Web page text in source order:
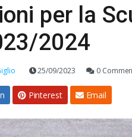
per la
2024
25/09/2023 0
Pinterest Email